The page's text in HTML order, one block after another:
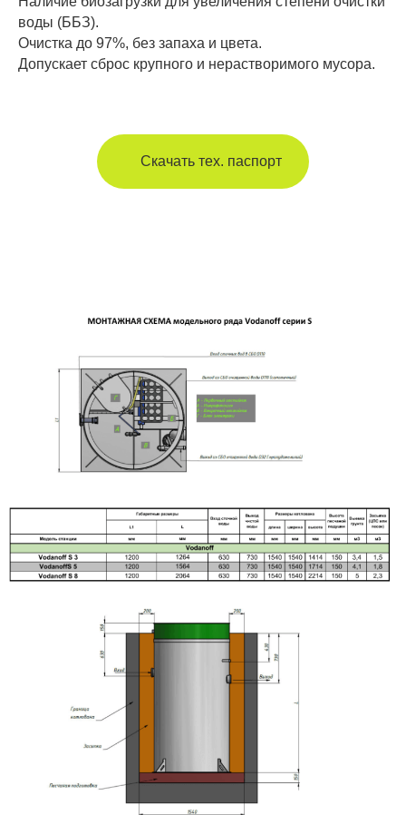
воды (ББЗ).
Очистка до 97%, без запаха и цвета.
Допускает сброс крупного и нерастворимого мусора.
Скачать тех. паспорт